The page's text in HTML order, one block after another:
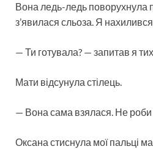
Вона ледь-ледь поворухнула
з’явилася сльоза. Я
— Ти готувала? — запитав я
Мати відсунула стілець.
— Вона сама взялася. Не роби
Оксана стиснула мої пальці